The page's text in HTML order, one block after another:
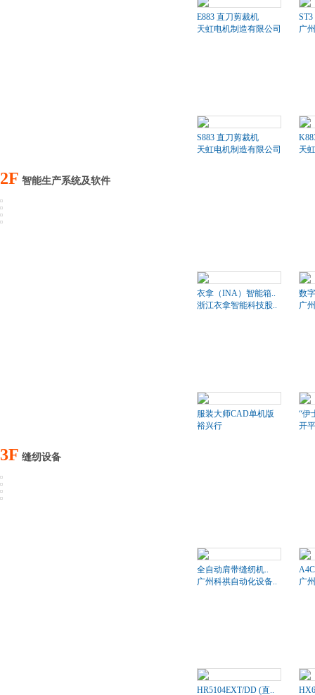
E883 直刀剪裁机
天虹电机制造有限公司
ST3
广
S883 直刀剪裁机
天虹电机制造有限公司
天
2F 智能生产系统及软件
衣拿（INA）智能箱..
浙江衣拿智能科技股..
数
广
服装大师CAD单机版
裕兴行
“伊
开
3F 缝纫设备
全自动肩带缝纫机..
广州科祺自动化设备..
广
HR5104EXT/DD (直..